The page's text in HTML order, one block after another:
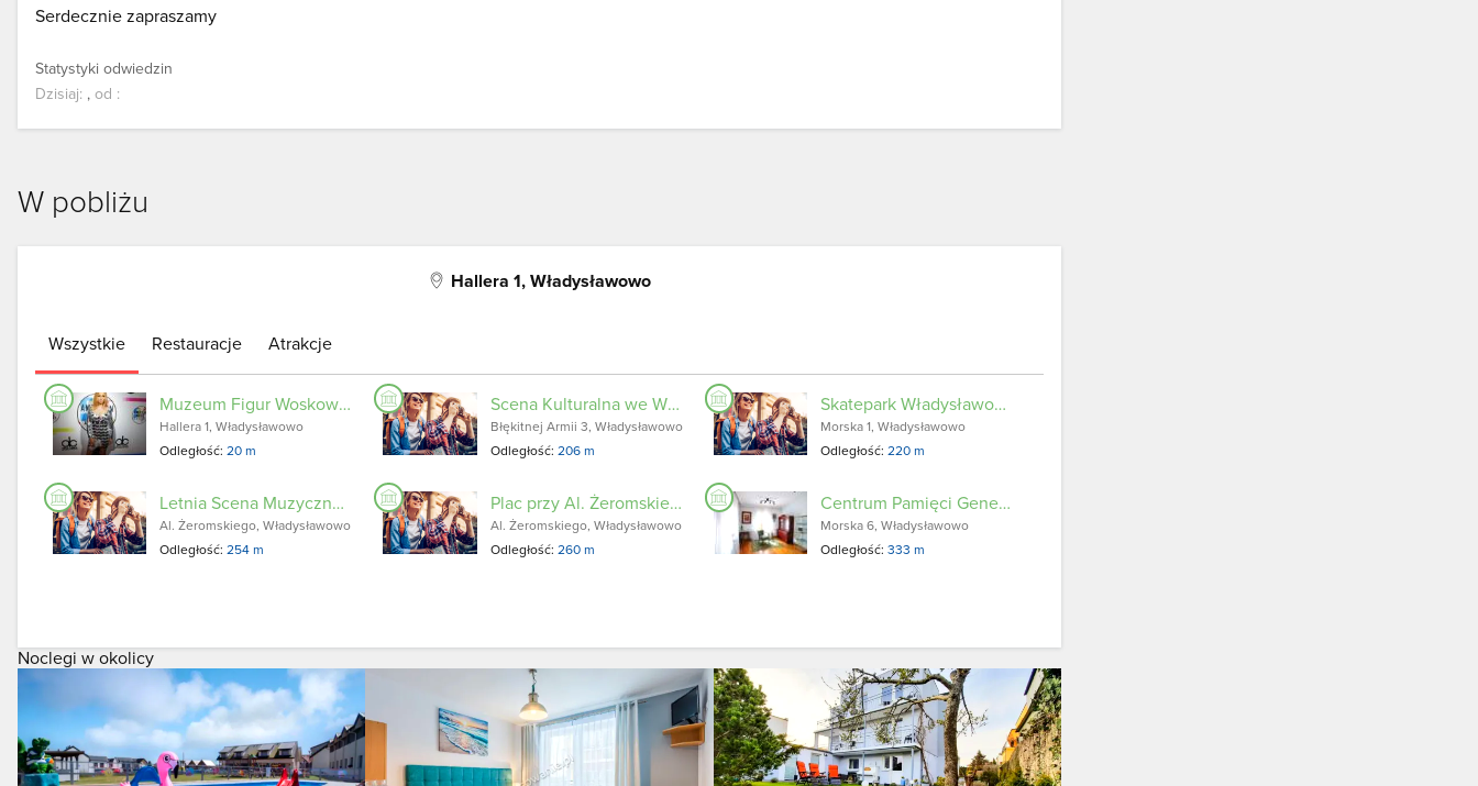
Serdecznie zapraszamy
Statystyki odwiedzin
Dzisiaj: , od :
W pobliżu
Hallera 1, Władysławowo
Wszystkie Restauracje Atrakcje
Muzeum Figur Woskowych we Władysławowie
Hallera 1, Władysławowo
Odległość:20 m
Scena Kulturalna we Władysławowie
Błękitnej Armii 3, Władysławowo
Odległość: 206 m
Skatepark Władysławowo
Morska 1, Władysławowo
Odległość:220 m
Letnia Scena Muzyczna we Władysławowie
Al. Żeromskiego, Władysławowo
Odległość:254 m
Plac przy Al. Żeromskiego
Al. Żeromskiego, Władysławowo
Odległość: 260 m
Centrum Pamięci Generała Józefa Hallera i Jego Żołnierzy tzw. Hallerówka
Morska 6, Władysławowo
Odległość:333 m
Noclegi w okolicy